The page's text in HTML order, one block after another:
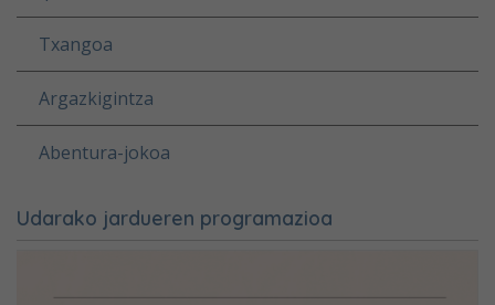
Txangoa
Argazkigintza
Abentura-jokoa
Udarako jardueren programazioa